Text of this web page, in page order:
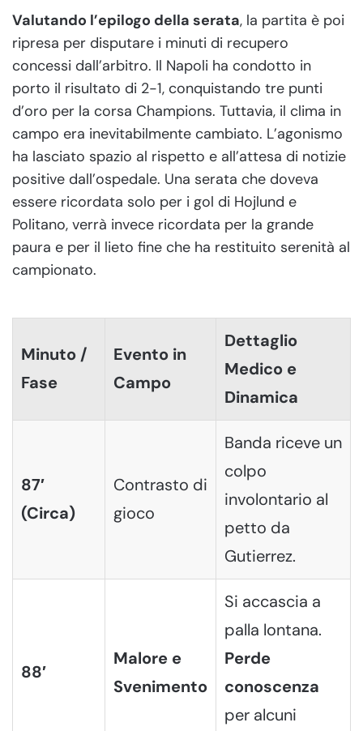
Valutando l’epilogo della serata, la partita è poi
ripresa per disputare i minuti di recupero
concessi dall’arbitro. Il Napoli ha condotto in
porto il risultato di 2-1, conquistando tre punti
d’oro per la corsa Champions. Tuttavia, il clima in
campo era inevitabilmente cambiato. L’agonismo
ha lasciato spazio al rispetto e all’attesa di notizie
positive dall’ospedale. Una serata che doveva
essere ricordata solo per i gol di Hojlund e
Politano, verrà invece ricordata per la grande
paura e per il lieto fine che ha restituito serenità al
campionato.
Minuto /
Fase
Evento in
Campo
Dettaglio
Medico e
Dinamica
87′
(Circa)
Contrasto di
gioco
Banda riceve un
colpo
involontario al
petto da
Gutierrez.
88′
Malore e
Svenimento
Si accascia a
palla lontana.
Perde
conoscenza
per alcuni